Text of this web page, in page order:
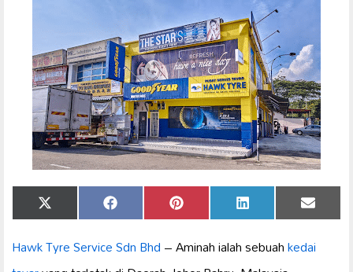
Share
on
X
(Twitter)
Share
on
Facebook Share
on
Pinterest Share
on
LinkedIn Share
on
Email
Hawk Tyre ServiceSdn Bhd– Aminah ialah sebuahkedai